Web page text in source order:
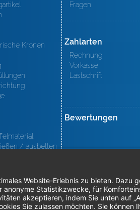
Kronen
/ ausbetten
Fragen
Zahlarten
Rechnung
Vorkasse
Lastschrift
Bewertungen